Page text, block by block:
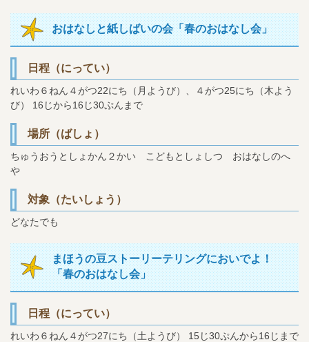
おはなしと紙しばいの会「春のおはなし会」
日程（にってい）
れいわ６ねん４がつ22にち（月ようび）、４がつ25にち（木よう
び）
16じから16じ30ぷんまで
場所（ばしょ）
ちゅうおうとしょかん２かい こどもとしょしつ おはなしのへ
や
対象（たいしょう）
どなたでも
まほうの豆ストーリーテリングにおいでよ！
「春のおはなし会」
日程（にってい）
れいわ６ねん４がつ27にち（土ようび） 15じ30ぷんから16じまで